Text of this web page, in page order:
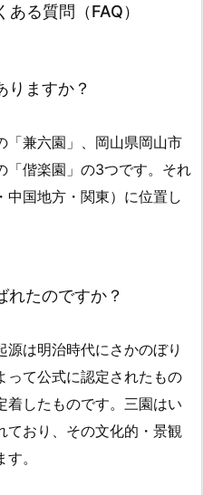
る質問（FAQ）
りますか？
「兼六園」、岡山県岡山市
「偕楽園」の3つです。それ
中国地方・関東）に位置し
れたのですか？
源は明治時代にさかのぼり
って公式に認定されたもの
着したものです。三園はい
ており、その文化的・景観
。